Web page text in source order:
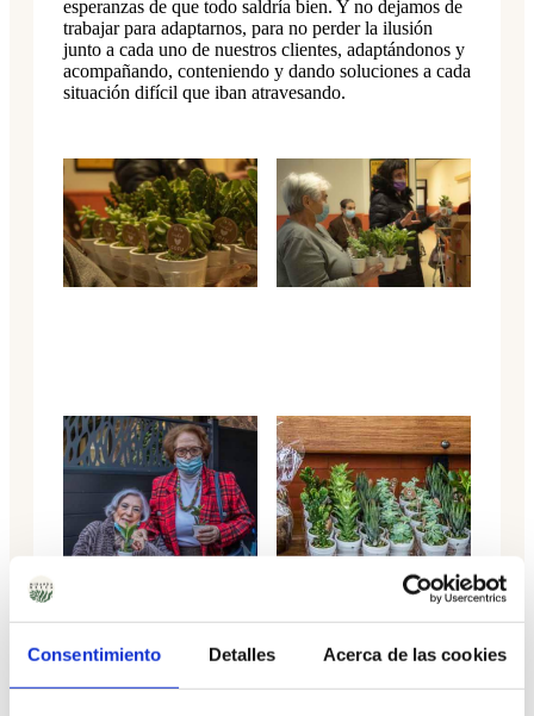
Consentimiento Detalles Acerca de las cookies
esperanzas de que todo saldría bien. Y no dejamos de
trabajar para adaptarnos, para no perder la ilusión
junto a cada uno de nuestros clientes, adaptándonos y
acompañando, conteniendo y dando soluciones a cada
situación difícil que iban atravesando.